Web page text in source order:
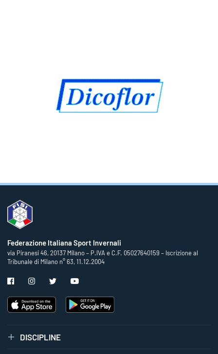
Federazione Italiana Sport Invernali
via Piranesi 46, 20137 Milano – P.IVA e C.F. 05027640159 – Iscrizione al
Tribunale di Milano n° 63, 11.12.2004
DISCIPLINE